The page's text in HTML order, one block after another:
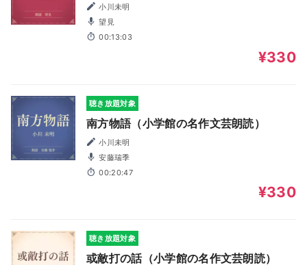
小川未明
望見
00:13:03
¥330
聴き放題対象
南方物語（小学館の名作文芸朗読）
小川未明
安藤瑞季
00:20:47
¥330
聴き放題対象
或敵打の話（小学館の名作文芸朗読）